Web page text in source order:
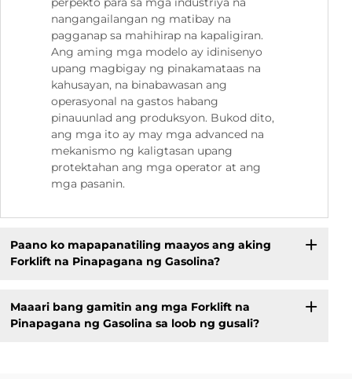
nangangailangan ng matibay na
pagganap sa mahihirap na kapaligiran.
Ang aming mga modelo ay idinisenyo
upang magbigay ng pinakamataas na
kahusayan, na binabawasan ang
operasyonal na gastos habang
pinauunlad ang produksyon. Bukod dito,
ang mga ito ay may mga advanced na
mekanismo ng kaligtasan upang
protektahan ang mga operator at ang
mga pasanin.
Paano ko mapapanatiling maayos ang aking
Forklift na Pinapagana ng Gasolina?
Maaari bang gamitin ang mga Forklift na
Pinapagana ng Gasolina sa loob ng gusali?